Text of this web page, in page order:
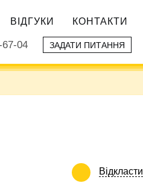
ВІДГУКИ КОНТАКТИ
04 ЗАДАТИ ПИТАННЯ
Відкласти